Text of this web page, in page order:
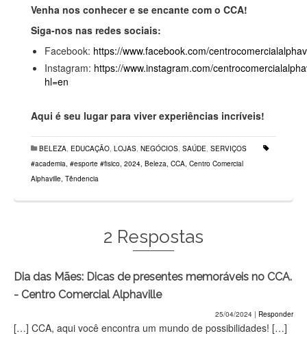
Venha nos conhecer e se encante com o CCA!
Siga-nos nas redes sociais:
Facebook: https://www.facebook.com/
Instagram: https://www.instagram.com/
hl=en
Aqui é seu lugar para viver experiências incríveis!
BELEZA, EDUCAÇÃO, LOJAS, NEGÓCIOS, SAÚDE, SERVIÇOS
#academia, #esporte #fisico, 2024, Beleza, CCA, Centro Comercial
Alphaville, Têndencia
2 Respostas
Dia das Mães: Dicas de presentes memoráveis no CCA.
- Centro Comercial Alphaville
25/04/2024 | Responder
[…] CCA, aqui você encontra um mundo de possibilidades! […]